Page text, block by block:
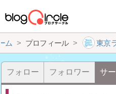
ム プロフィール 東京ラ
フォロー フォロワー サ